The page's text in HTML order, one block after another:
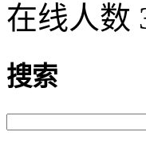
在线人数
搜索